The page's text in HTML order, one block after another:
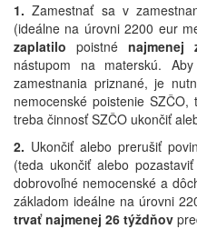
1. Zamestnať sa v
(ideálne na úrovni 2200 eur
zaplatilo poistné najmenej
nástupom na materskú.
zamestnania priznané, je
nemocenské poistenie
treba činnosť SZČO ukončiť
2. Ukončiť alebo prerušiť
(teda ukončiť alebo
dobrovoľné nemocenské a
základom ideálne na úrovni
trvať najmenej 26 týždňov